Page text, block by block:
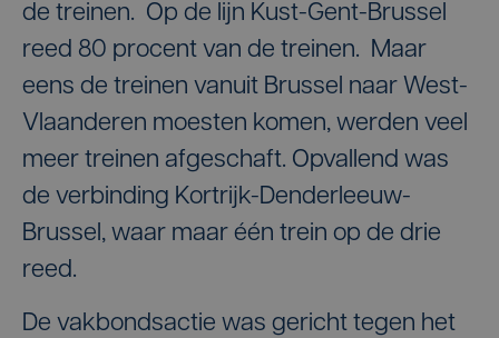
de treinen. Op de lijn Kust-Gent-Brussel
reed 80 procent van de treinen. Maar
eens de treinen vanuit Brussel naar West-
Vlaanderen moesten komen, werden veel
meer treinen afgeschaft. Opvallend was
de verbinding Kortrijk-Denderleeuw-
Brussel, waar maar één trein op de drie
reed.
De vakbondsactie was gericht tegen het